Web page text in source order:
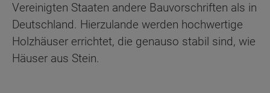
Vereinigten Staaten andere Bauvorschriften als in
Deutschland. Hierzulande werden hochwertige
Holzhäuser errichtet, die genauso stabil sind, wie
Häuser aus Stein.